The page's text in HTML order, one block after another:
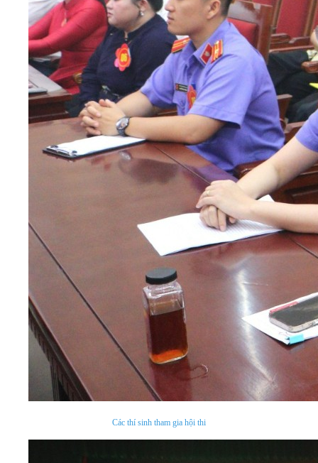
Các thí sinh tham gia hội thi